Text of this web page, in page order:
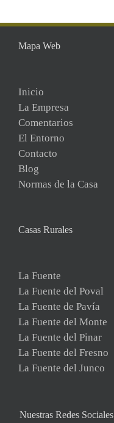
Mapa Web
Inicio
La Empresa
Comentarios
El Entorno
Contacto
Blog
Normas de la Casa
Casas Rurales
La Fuente
La Fuente del Poval
La Fuente de Pavía
La Fuente del Monte
La Fuente del Pinar
La Fuente del Fresno
La Fuente del Junco
Nuestras Redes Sociales